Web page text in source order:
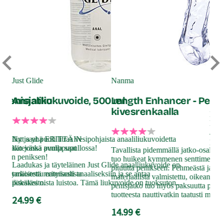
Penisjatko
tullut ja yhä ERITTÄIN
jonka avulla saat
peniksen!
materiaalista
n.
Just Glide
Anaaliliukuvoide, 500 ml
Nyt saat puoli litraa vesipohjaista anaaliliukuvoidetta
kätevässä pumppupullossa!
Laadukas ja täyteläinen Just Glide anaalliukuvoide on
tarkoitettu erityisesti anaaliseksiin ja se antaa
pitkäkestoista luistoa. Tämä liukuvoide on tuoksuton...
24.99 €
Nanma
Length Enhancer -
kivesrenkaalla
Tavallista pidemmällä jatko-osalla
tuo huikeat kymmenen
pituutta penikseen. Pehmeästä ja
materiaalista valmistettu, oikean
penisjatko tuo myös paksuutta
tuotteesta nauttivatkin taatusti
14.99 €